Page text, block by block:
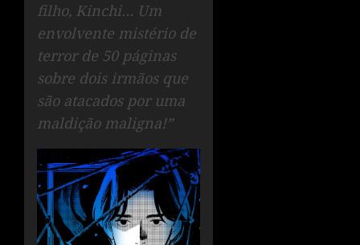
filho, Kinchi… Um
envolvente mistério de
terror de 50 páginas
sobre dois irmãos que
são atacados por uma
maldição maligna!”